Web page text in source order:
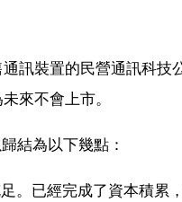
訊裝置的民營通訊科
來不會上市。
結為以下幾點：
。已經完成了資本積累